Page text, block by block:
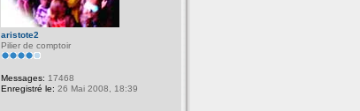
aristote2
Pilier de comptoir
Messages: 17468
Enregistré le: 26 Mai 2008, 18:39